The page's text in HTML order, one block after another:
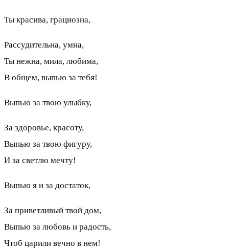
Ты красива, грациозна,
Рассудительна, умна,
Ты нежна, мила, любима,
В общем, выпью за тебя!
Выпью за твою улыбку,
За здоровье, красоту,
Выпью за твою фигуру,
И за светлю мечту!
Выпью я и за достаток,
За приветливый твой дом,
Выпью за любовь и радость,
Чтоб царили вечно в нем!